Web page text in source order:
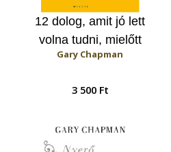
12 dolog, amit jó lett
volna tudni, mielőtt
tinédzser lett a
Gary Chapman
3 500 Ft